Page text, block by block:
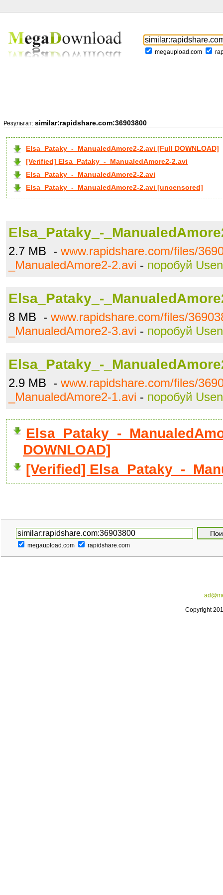
megaupload.com
Результат: similar:rapidshare.com:36903800
Elsa_Pataky_-_ManualedAmore2-2.avi [Full DOWNLOAD]
[Verified] Elsa_Pataky_-_ManualedAmore2-2.avi
Elsa_Pataky_-_ManualedAmore2-2.avi
Elsa_Pataky_-_ManualedAmore2-2.avi [uncensored]
Elsa_Pataky_-
2.7 MB - www.rapidshare.com/files/
_ManualedAmore2-2.avi - поробуй
Elsa_Pataky_-
8 MB - www.rapidshare.com/files/
_ManualedAmore2-3.avi - поробуй
Elsa_Pataky_-
2.9 MB - www.rapidshare.com/files/
_ManualedAmore2-1.avi - поробуй
Elsa_Pataky_-
DOWNLOAD]
[Verified] Elsa_Pataky_-
megaupload.com rapidshare.com
Copyright